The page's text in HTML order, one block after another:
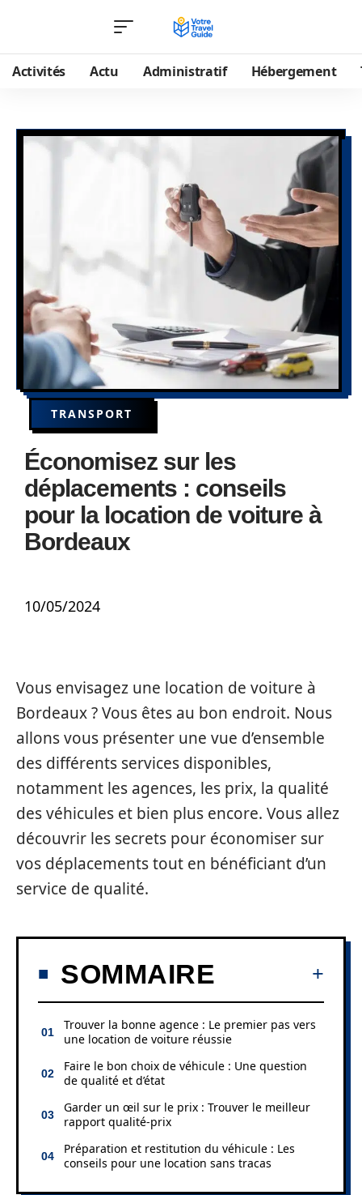
Activités Actu Administratif Hébergement
TRANSPORT
Économisez sur les
déplacements : conseils
pour la location de voiture à
Bordeaux
10/05/2024
Vous envisagez une location de voiture à
Bordeaux ? Vous êtes au bon endroit. Nous
allons vous présenter une vue d’ensemble
des différents services disponibles,
notamment les agences, les prix, la qualité
des véhicules et bien plus encore. Vous allez
découvrir les secrets pour économiser sur
vos déplacements tout en bénéficiant d’un
service de qualité.
SOMMAIRE
Trouver la bonne agence : Le premier pas vers
une location de voiture réussie
Faire le bon choix de véhicule : Une question
de qualité et d’état
Garder un œil sur le prix : Trouver le meilleur
rapport qualité-prix
Préparation et restitution du véhicule : Les
conseils pour une location sans tracas